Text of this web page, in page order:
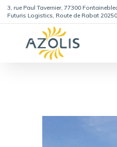
3, rue Paul Tavernier, 77300
Futuris Logistics, Route de Rabat